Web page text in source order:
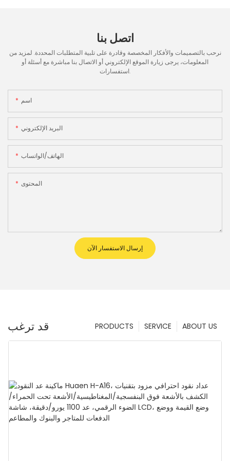
اتصل بنا
نرحب بالتصميمات والأفكار المخصصة وقادرة على تلبية المتطلبات المحددة. لمزيد من
المعلومات، يرجى زيارة الموقع الإلكتروني أو الاتصال بنا مباشرة مع أسئلة أو
استفسارات.
اسم
البريد الإلكتروني
الهاتف/الواتساب
المحتوى
إرسال الاستفسار الآن
قد ترغب ABOUT US
SERVICE
PRODUCTS